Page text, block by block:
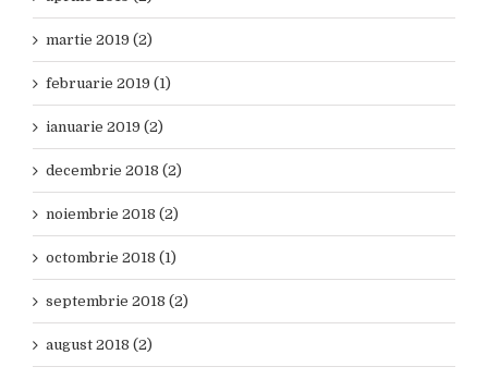
martie 2019 (2)
februarie 2019 (1)
ianuarie 2019 (2)
decembrie 2018 (2)
noiembrie 2018 (2)
octombrie 2018 (1)
septembrie 2018 (2)
august 2018 (2)